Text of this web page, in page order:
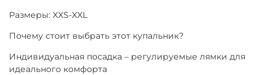
Размеры: XXS-XXL
Почему стоит выбрать этот купальник?
Индивидуальная посадка – регулируемые лямки для
идеального комфорта